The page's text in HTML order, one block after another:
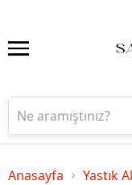
Anasayfa
Yastık